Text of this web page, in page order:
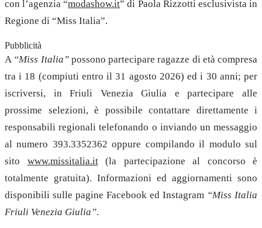
con l’agenzia “modashow.it” di Paola Rizzotti esclusivista in
Regione di “Miss Italia”.
Pubblicità
A “Miss Italia”possono partecipare ragazze di età compresa
tra i 18 (compiuti entro il 31 agosto 2026) ed i 30 anni; per
iscriversi, in Friuli Venezia Giulia e partecipare alle
prossime selezioni, è possibile contattare direttamente i
responsabili regionali telefonando o inviando un messaggio
al numero 393.3352362 oppure compilando il modulo sul
sito www.missitalia.it(la partecipazione al concorso è
totalmente gratuita). Informazioni ed aggiornamenti sono
disponibili sulle pagine Facebook ed Instagram “Miss Italia
Friuli Venezia Giulia”.